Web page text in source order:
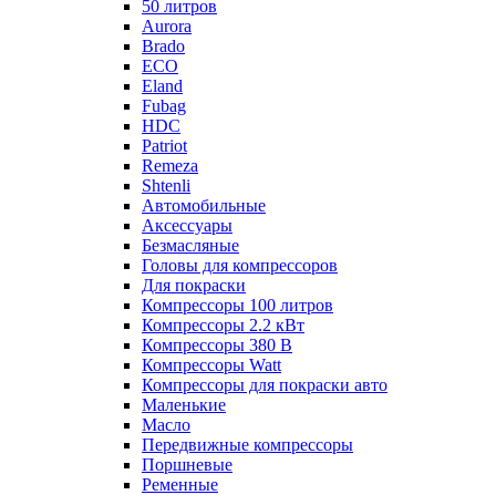
50 литров
Aurora
Brado
ECO
Eland
Fubag
HDC
Patriot
Remeza
Shtenli
Автомобильные
Аксессуары
Безмасляные
Головы для компрессоров
Для покраски
Компрессоры 100 литров
Компрессоры 2.2 кВт
Компрессоры 380 В
Компрессоры Watt
Компрессоры для покраски авто
Маленькие
Масло
Передвижные компрессоры
Поршневые
Ременные